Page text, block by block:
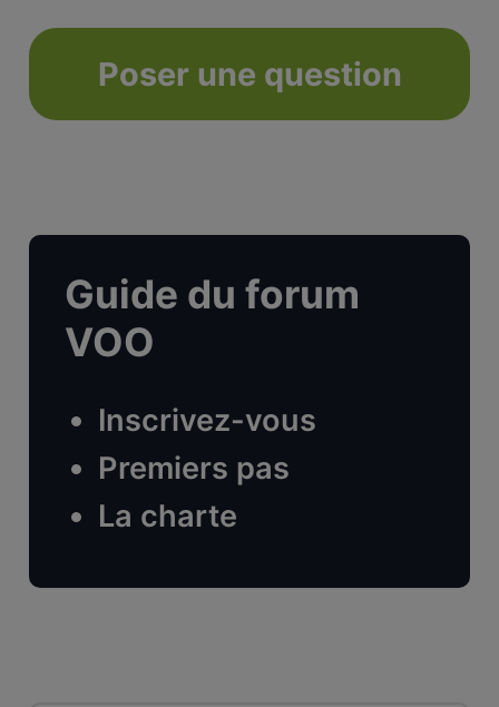
Poser une question
Guide du forum
VOO
Inscrivez-vous
Premiers pas
La charte